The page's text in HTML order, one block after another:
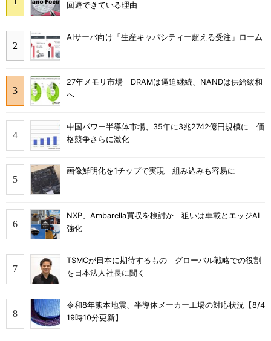
回避できている理由
AIサーバ向け「生産キャパシティー超える受注」ローム
27年メモリ市場 DRAMは逼迫継続、NANDは供給緩和
へ
中国パワー半導体市場、35年に3兆2742億円規模に 価
格競争さらに激化
画像鮮明化を1チップで実現 組み込みも容易に
NXP、Ambarella買収を検討か 狙いは車載とエッジAI
強化
TSMCが日本に期待するもの グローバル戦略での役割
を日本法人社長に聞く
令和8年熊本地震、半導体メーカー工場の対応状況【8/4
19時10分更新】